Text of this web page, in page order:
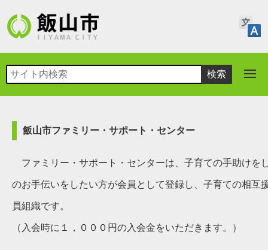
飯山市ファミリー・サポート・センター
ファミリー・サポート・センターは、子育ての手助けを
のお手伝いをしたい方が会員として登録し、子育ての相互
員組織です。
（入会時に１，０００円の入会金をいただきます。）